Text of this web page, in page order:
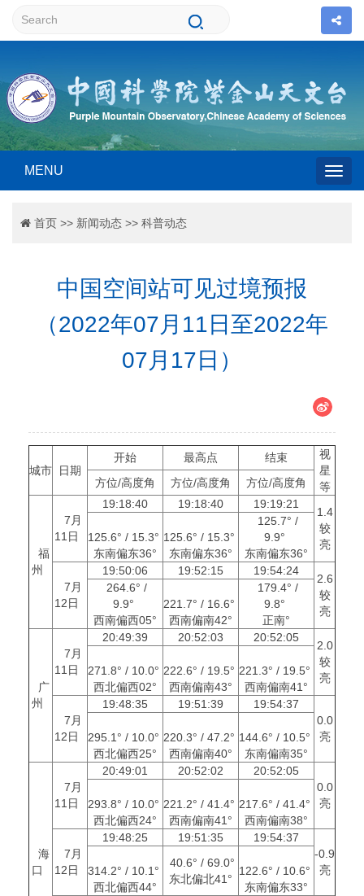
MENU
首页 >> 新闻动态 >> 科普动态
中国空间站可见过境预报
（2022年07月11日至2022年
07月17日）
城市 日期
开始 最高点 结束
视
星
等
方位/高度角 方位/高度角 方位/高度角
福
州
7月
11日
19:18:40 19:18:40 19:19:21
1.4
较
亮
125.6° / 15.3°
东南偏东36°
125.6° / 15.3°
东南偏东36°
125.7° /
9.9°
东南偏东36°
7月
12日
19:50:06 19:52:15 19:54:24
2.6
较
亮
264.6° /
9.9°
西南偏西05°
221.7° / 16.6°
西南偏南42°
179.4° /
9.8°
正南°
广
州
7月
11日
20:49:39 20:52:03 20:52:05
2.0
较
亮
271.8° / 10.0°
西北偏西02°
222.6° / 19.5°
西南偏南43°
221.3° / 19.5°
西南偏南41°
7月
12日
19:48:35 19:51:39
19:54:37
0.0
亮
295.1° / 10.0°
西北偏西25°
220.3° / 47.2°
西南偏南40°
144.6° / 10.5°
东南偏南35°
海
口
7月
11日
20:49:01 20:52:02
20:52:05
0.0
亮
293.8° / 10.0°
西北偏西24°
221.2° / 41.4°
西南偏南41°
217.6° / 41.4°
西南偏南38°
7月
12日
19:48:25 19:51:35
19:54:37
-0.9
亮
314.2° / 10.1°
西北偏西44°
40.6° / 69.0°
东北偏北41°
122.6° / 10.6°
东南偏东33°